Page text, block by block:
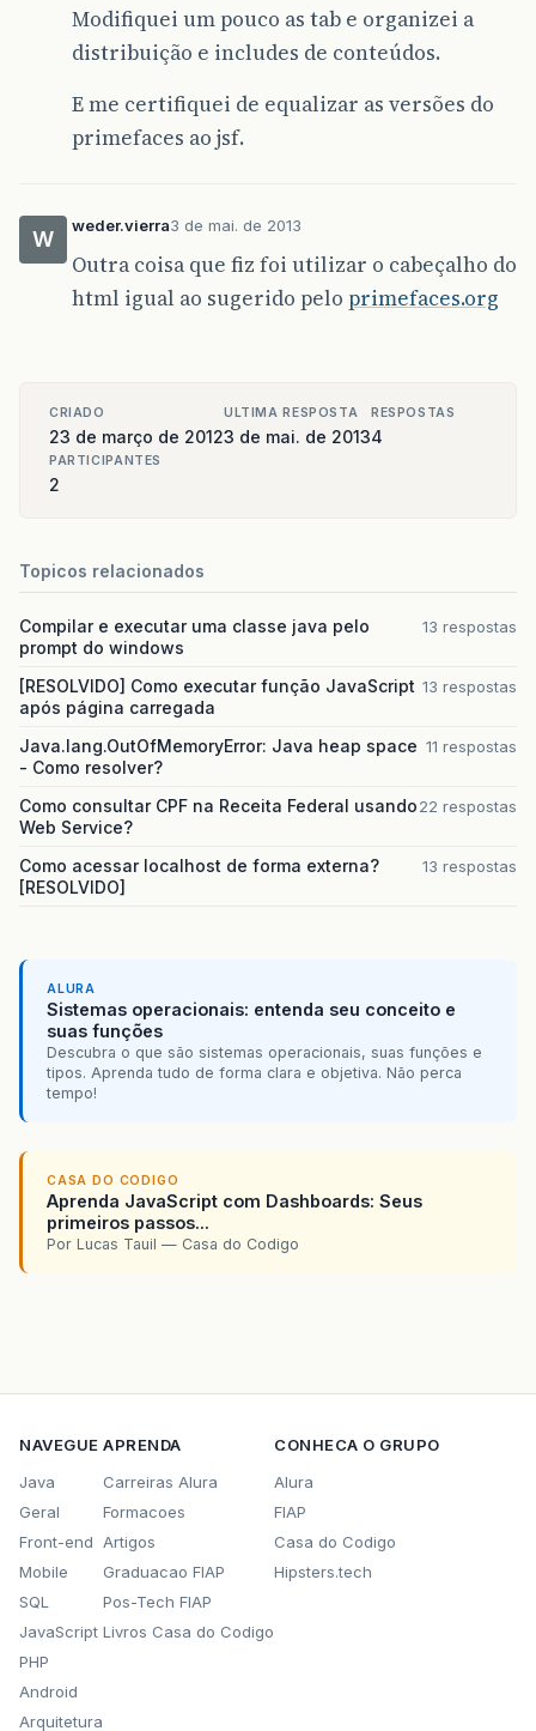
Modifiquei um pouco as tab e organizei a
distribuição e includes de conteúdos.
E me certifiquei de equalizar as versões do
primefaces ao jsf.
W
weder.vierra3 de mai. de 2013
Outra coisa que fiz foi utilizar o cabeçalho do
html igual ao sugerido pelo primefaces.org
CRIADO
23 de março de 2012
ULTIMA RESPOSTA
3 de mai. de 2013
RESPOSTAS
4
PARTICIPANTES
2
Topicos relacionados
Compilar e executar uma classe java pelo
prompt do windows
13 respostas
[RESOLVIDO] Como executar função JavaScript
após página carregada
13 respostas
Java.lang.OutOfMemoryError: Java heap space
- Como resolver?
11 respostas
Como consultar CPF na Receita Federal usando
Web Service?
22 respostas
Como acessar localhost de forma externa?
[RESOLVIDO]
13 respostas
ALURA
Sistemas operacionais: entenda seu conceito e
suas funções
Descubra o que são sistemas operacionais, suas funções e
tipos. Aprenda tudo de forma clara e objetiva. Não perca
tempo!
CASA DO CODIGO
Aprenda JavaScript com Dashboards: Seus
primeiros passos...
Por Lucas Tauil — Casa do Codigo
NAVEGUE
Java
Geral
Front-end
Mobile
SQL
JavaScript
PHP
Android
Arquitetura
APRENDA
Carreiras Alura
Formacoes
Artigos
Graduacao FIAP
Pos-Tech FIAP
Livros Casa do Codigo
CONHECA O GRUPO
Alura
FIAP
Casa do Codigo
Hipsters.tech